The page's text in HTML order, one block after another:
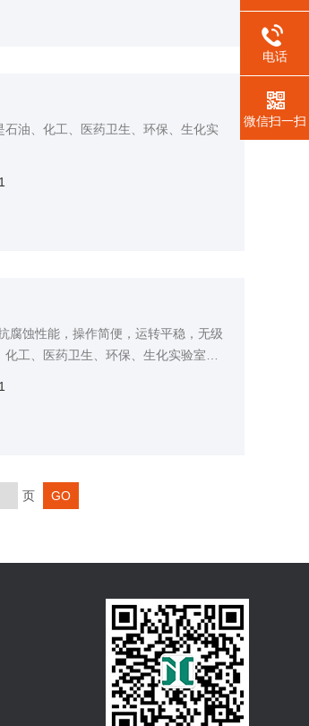
油、化工、医药卫生、环保、生化实
腐蚀性能，操作简便，运转平稳，无级
工、医药卫生、环保、生化实验室，
页
电话
微信扫一扫